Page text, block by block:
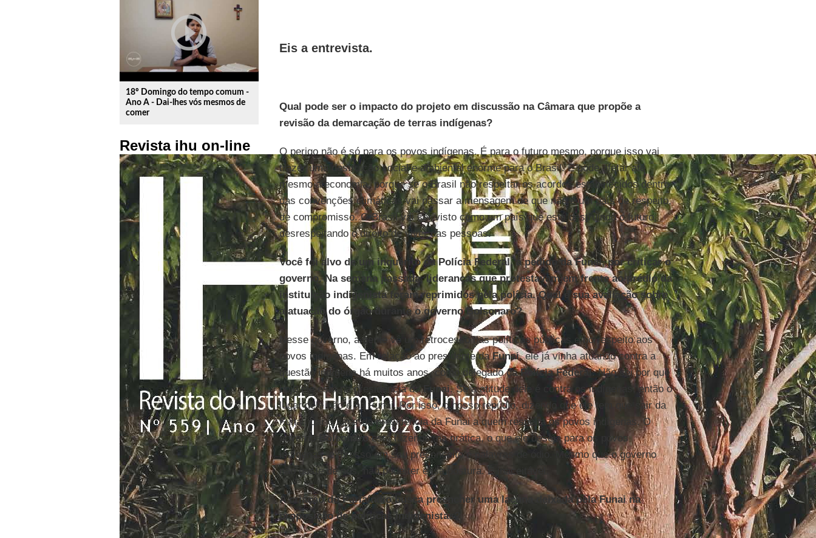
play_circle_outline
18º Domingo do tempo comum -
Ano A - Dai-lhes vós mesmos de
comer
Revista ihu on-line
Eis a entrevista.
Qual pode ser o impacto do projeto em discussão na Câmara que propõe a
revisão da demarcação de terras indígenas?
O perigo não é só para os povos indígenas. É para o futuro mesmo, porque isso vai
trazer uma destruição social e ambiental enorme para o Brasil. E pode afetar até
mesmo a economia, porque se o Brasil não respeitar os acordos estabelecidos dentro
das convenções climáticas vai passar a mensagem de que não é um país de respeito,
de compromisso. O Brasil vai ser visto como um país que está destruindo o futuro,
desrespeitando o direito de viver das pessoas.
Você foi alvo de um inquérito da Polícia Federal, a pedido da Funai, por criticar o
governo. Na semana passada, lideranças que protestavam em frente ao prédio da
instituição indigenista foram reprimidos pela polícia. Qual é sua avaliação sobre
a atuação do órgão durante o governo Bolsonaro?
Nesse governo, a gente vê um retrocesso nas políticas públicas e no respeito aos
povos indígenas. Em relação ao presidente daFunai, ele já vinha atuando contra a
questão indígena há muitos anos, como delegado daPolícia Federal. Não sei por que
hoje ele está na presidência daFunai. Se a atitude dele é contra os indígenas, então o
lugar dele não é na Funai. Por isso, o nosso repúdio, dizendo que ele tem que sair da
Funai, dar o lugar da presidência da Funai a quem respeita os povos indígenas. O
governoBolsonaroestá fazendo, na prática, o que ele deseja para os povos
indígenas, expresso em seu preconceito e palavras de ódio. Mesmo que o governo
não goste de nós, não pode ter essa postura. É inaceitável.
A criação do Parlaíndio busca preencher uma lacuna deixada pela Funai na
proposição de políticas indigenistas?